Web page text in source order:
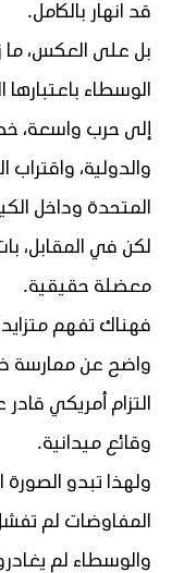
قد انهار بالكامل.
بل على العكس، ما
الوسطاء باعتبارها
إلى حرب واسعة،
والدولية، واقتراب
المتحدة وداخل
لكن في المقابل،
معضلة حقيقية.
فهناك تفهم
واضح عن ممارسة
التزام أمريكي
وقائع ميدانية.
ولهذا تبدو الصورة
المفاوضات لم
والوسطاء لم